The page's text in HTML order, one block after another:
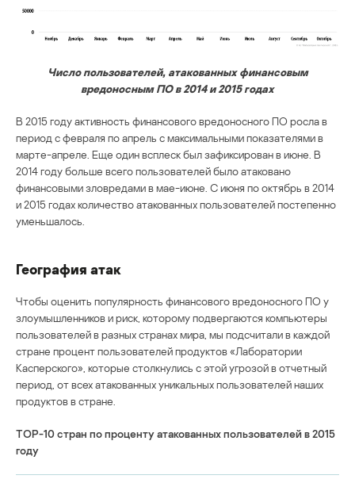
Число пользователей, атакованных финансовым
вредоносным ПО в 2014 и 2015 годах
В 2015 году активность финансового вредоносного ПО росла в
период с февраля по апрель с максимальными показателями в
марте-апреле. Еще один всплеск был зафиксирован в июне. В
2014 году больше всего пользователей было атаковано
финансовыми зловредами в мае-июне. С июня по октябрь в 2014
и 2015 годах количество атакованных пользователей постепенно
уменьшалось.
География атак
Чтобы оценить популярность финансового вредоносного ПО у
злоумышленников и риск, которому подвергаются компьютеры
пользователей в разных странах мира, мы подсчитали в каждой
стране процент пользователей продуктов «Лаборатории
Касперского», которые столкнулись с этой угрозой в отчетный
период, от всех атакованных уникальных пользователей наших
продуктов в стране.
TOP-10 стран по проценту атакованных пользователей в 2015
году